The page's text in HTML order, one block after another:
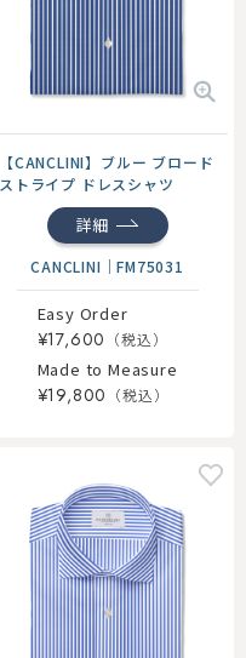
【CANCLINI】ブルー ブロード
ストライプ ドレスシャツ
詳細
CANCLINI ｜FM75031
Easy Order
¥17,600
Made to Measure
¥19,800